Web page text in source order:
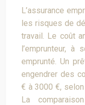
L’assurance
les risques de
travail. Le coût
l’emprunteur,
emprunté. Un
engendrer des
€ à 3000 €,
La